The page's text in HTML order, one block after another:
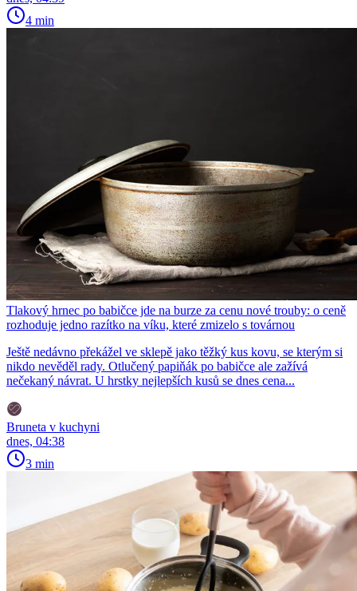
4 min
Tlakový hrnec po babičce jde na burze za cenu nové trouby: o ceně
rozhoduje jedno razítko na víku, které zmizelo s továrnou
Ještě nedávno překážel ve sklepě jako těžký kus kovu, se kterým si
nikdo nevěděl rady. Otlučený papiňák po babičce ale zažívá
nečekaný návrat. U hrstky nejlepších kusů se dnes cena...
Bruneta v kuchyni
dnes, 04:38
3 min